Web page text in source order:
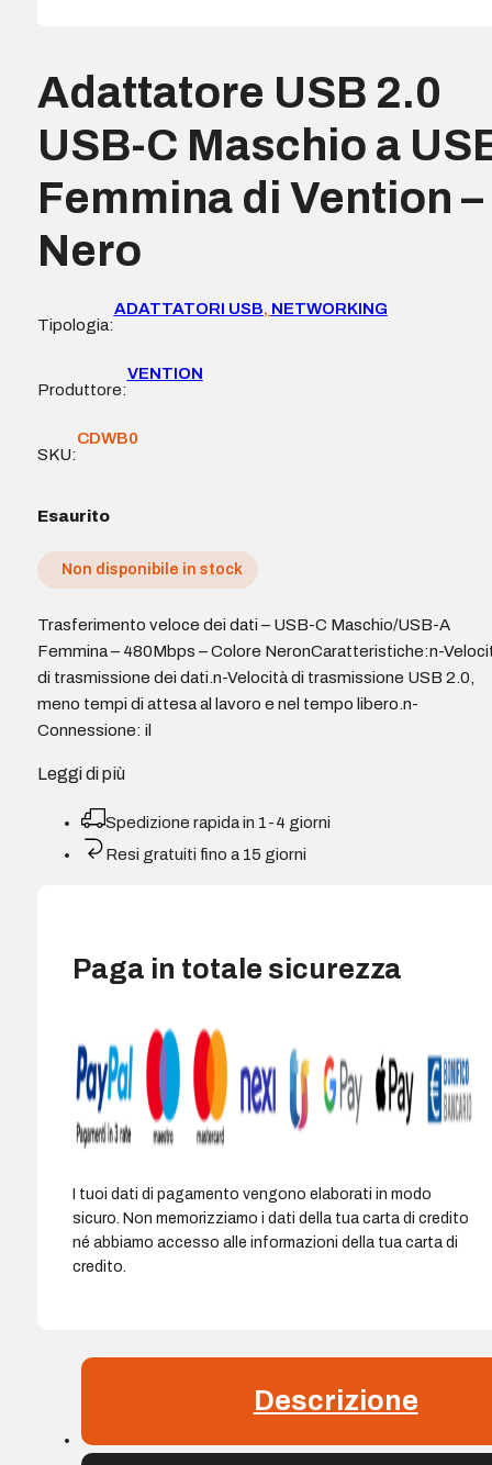
Adattatore USB 2.0
USB-C Maschio a
Femmina di Vention –
Nero
Tipologia:
ADATTATORI USB, NETWORKING
Produttore:
VENTION
SKU:
CDWB0
Esaurito
Non disponibile in stock
Trasferimento veloce dei dati – USB-C Maschio/USB-A
Femmina – 480Mbps – Colore NeronCaratteristiche:n-
di trasmissione dei dati.n-Velocità di trasmissione USB 2.0,
meno tempi di attesa al lavoro e nel tempo libero.n-
Connessione: il
Leggi di più
Spedizione rapida in 1-4 giorni
Resi gratuiti fino a 15 giorni
Paga in totale sicurezza
I tuoi dati di pagamento vengono elaborati in modo
sicuro. Non memorizziamo i dati della tua carta di credito
né abbiamo accesso alle informazioni della tua carta di
credito.
Descrizione